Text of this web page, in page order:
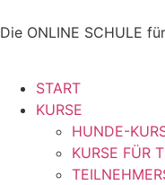
Die ONLINE SCHULE
START
KURSE
HUNDE-
KURSE FÜR